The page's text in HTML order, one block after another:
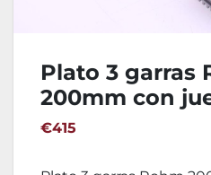
Plato 3 garras
200mm con
garras
€415